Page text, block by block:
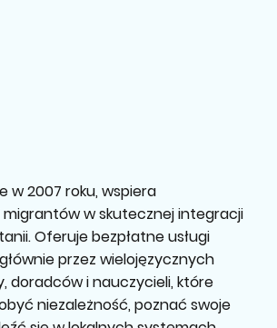
w 2007 roku, wspiera
migrantów w skutecznej integracji
Oferuje bezpłatne usługi
przez wielojęzycznych
doradców i nauczycieli, które
niezależność, poznać swoje